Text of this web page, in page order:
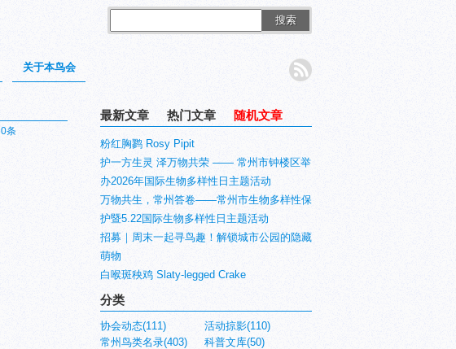
搜索
关于本鸟会
0条
最新文章 热门文章 随机文章
粉红胸鹨 Rosy Pipit
护一方生灵 泽万物共荣 —— 常州市钟楼区举
办2026年国际生物多样性日主题活动
万物共生，常州答卷——常州市生物多样性保
护暨5.22国际生物多样性日主题活动
招募｜周末一起寻鸟趣！解锁城市公园的隐藏
萌物
白喉斑秧鸡 Slaty-legged Crake
分类
协会动态(111)
活动掠影(110)
常州鸟类名录(403)
科普文库(50)